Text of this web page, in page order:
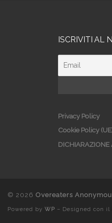
ISCRIVITI AL
Privacy Policy
Cookie Policy
DICHIARAZIONE
© 2026 Overeaters
Powered by WP – Designed con il